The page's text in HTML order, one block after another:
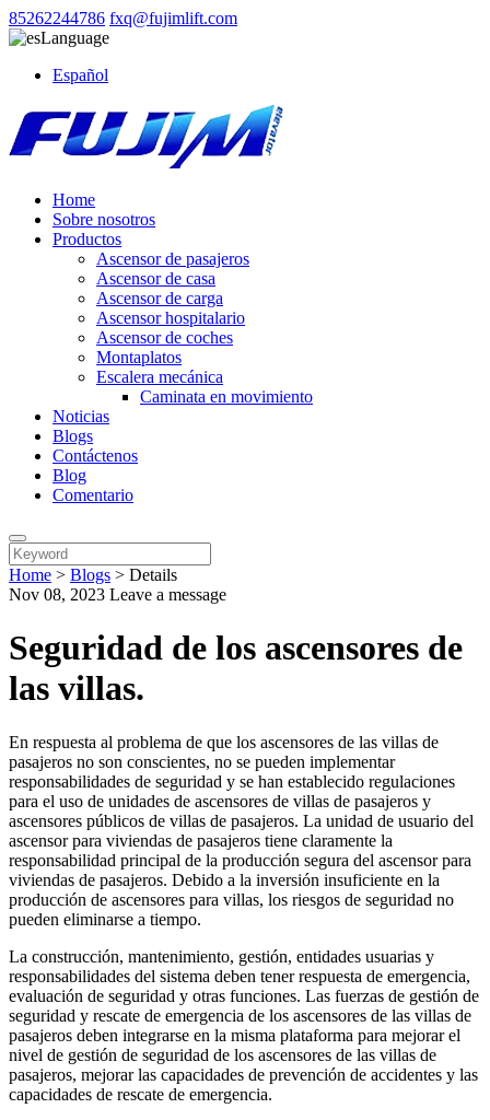
85262244786 fxq@fujimlift.com
Language
Español
Home
Sobre nosotros
Productos
Ascensor de pasajeros
Ascensor de casa
Ascensor de carga
Ascensor hospitalario
Ascensor de coches
Montaplatos
Escalera mecánica
Caminata en movimiento
Noticias
Blogs
Contáctenos
Blog
Comentario
Home > Blogs > Details
Nov 08, 2023 Leave a message
Seguridad de los ascensores de
las villas.
En respuesta al problema de que los ascensores de las villas de
pasajeros no son conscientes, no se pueden implementar
responsabilidades de seguridad y se han establecido regulaciones
para el uso de unidades de ascensores de villas de pasajeros y
ascensores públicos de villas de pasajeros. La unidad de usuario del
ascensor para viviendas de pasajeros tiene claramente la
responsabilidad principal de la producción segura del ascensor para
viviendas de pasajeros. Debido a la inversión insuficiente en la
producción de ascensores para villas, los riesgos de seguridad no
pueden eliminarse a tiempo.
La construcción, mantenimiento, gestión, entidades usuarias y
responsabilidades del sistema deben tener respuesta de emergencia,
evaluación de seguridad y otras funciones. Las fuerzas de gestión de
seguridad y rescate de emergencia de los ascensores de las villas de
pasajeros deben integrarse en la misma plataforma para mejorar el
nivel de gestión de seguridad de los ascensores de las villas de
pasajeros, mejorar las capacidades de prevención de accidentes y las
capacidades de rescate de emergencia.